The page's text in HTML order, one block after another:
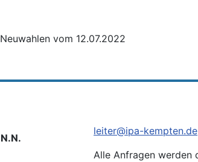
Neuwahlen vom 12.07.2022
N.N.
leiter@ipa-kempten.de
Alle Anfragen werden